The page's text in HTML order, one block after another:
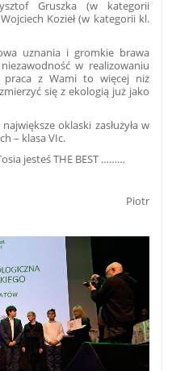
Gruszka (w kategorii
Kozieł (w kategorii kl.
uznania i gromkie brawa
w realizowaniu
praca z Wami to więcej niż
się z ekologią już jako
oklaski zasłużyła w
– klasa VIc.
jesteś THE BEST ………